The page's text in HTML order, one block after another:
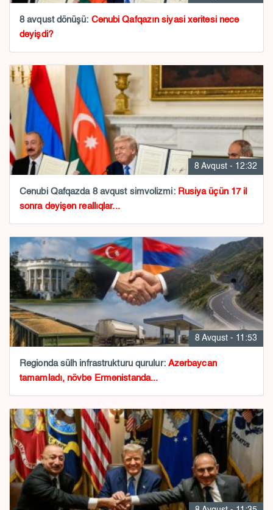
8 avqust dönüşü: Cənubi Qafqazın siyasi xəritəsi necə
dəyişdi?
8 Avqust - 12:32
Cənubi Qafqazda 8 avqust simvolizmi: Rusiya üçün 17 il
sonra dəyişən reallıqlar...
8 Avqust - 11:53
Regionda sülh infrastrukturu qurulur: Azərbaycan
tamamladı, növbə Ermənistanda...